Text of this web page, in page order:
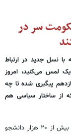
سر در
نسل جدید در ارتباط
لمس می‌کنید، ‌امروز
پیگیری شده تا چه
از ساختار سیاسی هم
من ۸ سال ریاست دانشگاه را برعهده داشتم و هر سال بیش از ۲۰ هزار دانشجو